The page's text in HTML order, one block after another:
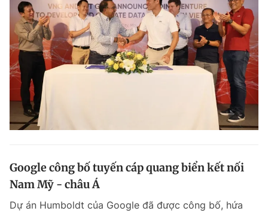
Google công bố tuyến cáp quang biển kết nối
Nam Mỹ - châu Á
Dự án Humboldt của Google đã được công bố, hứa